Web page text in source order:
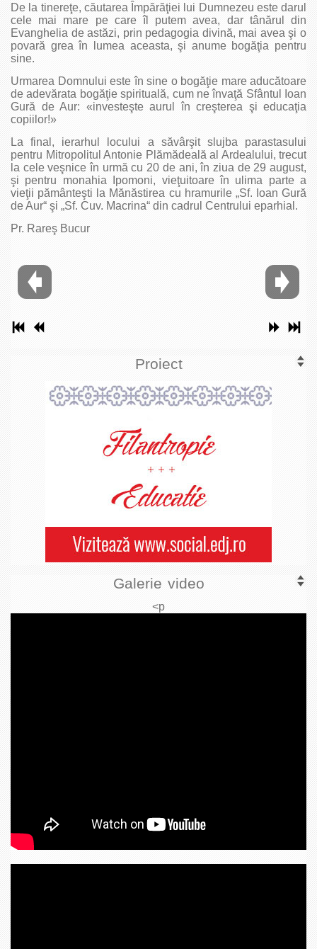
De la tinereţe, căutarea Împărăţiei lui Dumnezeu este darul
cele mai mare pe care îl putem avea, dar tânărul din
Evanghelia de astăzi, prin pedagogia divină, mai avea şi o
povară grea în lumea aceasta, şi anume bogăţia pentru
sine.
Urmarea Domnului este în sine o bogăţie mare aducătoare
de adevărata bogăţie spirituală, cum ne învaţă Sfântul Ioan
Gură de Aur: «investeşte aurul în creşterea şi educaţia
copiilor!»
La final, ierarhul locului a săvârşit slujba parastasului
pentru Mitropolitul Antonie Plămădeală al Ardealului, trecut
la cele veşnice în urmă cu 20 de ani, în ziua de 29 august,
şi pentru monahia Ipomoni, vieţuitoare în ulima parte a
vieţii pământeşti la Mănăstirea cu hramurile „Sf. Ioan Gură
de Aur“ şi „Sf. Cuv. Macrina“ din cadrul Centrului eparhial.
Pr. Rareş Bucur
Proiect
Galerie video
<p